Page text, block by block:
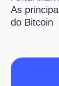
As
do Bitcoin